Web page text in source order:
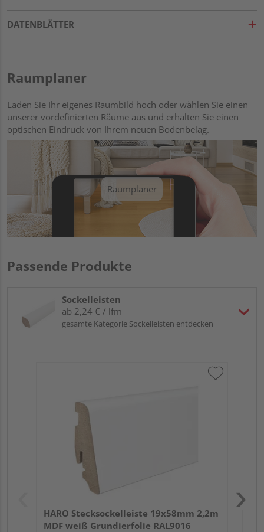
DATENBLÄTTER
Raumplaner
Laden Sie Ihr eigenes Raumbild hoch oder wählen Sie einen
unserer vordefinierten Räume aus und erhalten Sie einen
optischen Eindruck von Ihrem neuen Bodenbelag.
Raumplaner
Passende Produkte
Sockelleisten
ab 2,24 € / lfm
gesamte Kategorie Sockelleisten entdecken
HARO Stecksockelleiste 19x58mm 2,2m
MDF weiß Grundierfolie RAL9016